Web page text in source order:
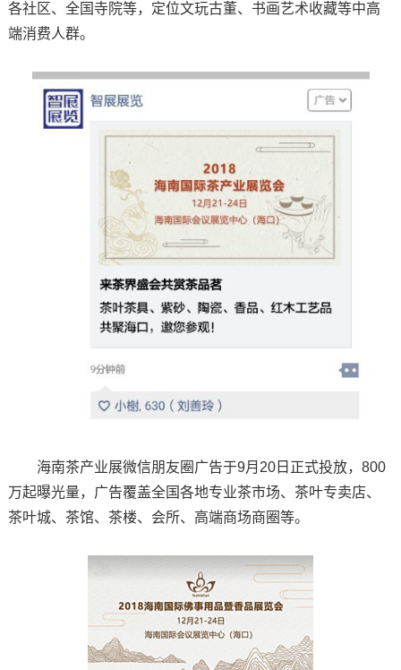
各社区、全国寺院等，定位文玩古董、书画艺术收藏等中高
端消费人群。
海南茶产业展微信朋友圈广告于9月20日正式投放，800
万起曝光量，广告覆盖全国各地专业茶市场、茶叶专卖店、
茶叶城、茶馆、茶楼、会所、高端商场商圈等。